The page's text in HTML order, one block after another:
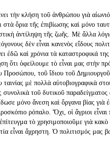
τὴν κλήση τοῦ ἀνθρώπου γιὰ
στὰ ὅρια τῆς ἐπιβίωσης καὶ μόνο
ἀντίληψη τῆς ζωῆς. Μὲ ἄλλα
δὲν εἶναι κανενὸς εἴδους
ἐδῶ καὶ χρόνια τὰ καταστροφικά
ὅτι ὀφείλουμε τὸ εἶναι μας στὴν
Προσώπου, τοῦ ἴδιου τοῦ
ταινίας μὲ πολλὰ αὐτοβιογραφικὰ
συνολικὰ τοῦ δυτικοῦ
μόνο ἄνεση καὶ ὄργανα βίας γιὰ
ρόπαλο. Ὄχι, οἱ ἄγριοι εἶναι
τὸ χρησιμοποιοῦμε γιὰ
εἶναι ἄχρηστη. Ὁ πολιτισμός μας